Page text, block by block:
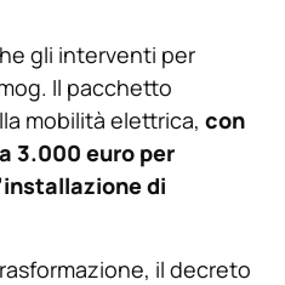
gli interventi per
Il pacchetto
mobilità elettrica, con
3.000 euro per
di
il decreto